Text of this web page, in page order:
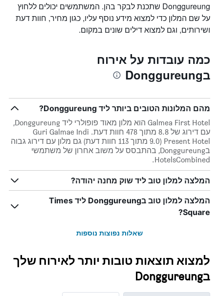
Donggureung שתכנת לבקר בהן. המשתמשים יכולים ללחוץ
על שם המלון כדי למצוא מידע נוסף עליו, כגון מחיר, חוות דעת
ושירותים, וגם למצוא דילים שונים במקום.
כמה עובדות על אירוח
בDonggureung
מהם המלונות הטובים ביותר ליד Donggureung?
Galmea First Hotel הוא מלון מאוד פופולרי ליד Donggureung,
עם דירוג של 8.8 מתוך 478 חוות דעת. Guri Galmae Indi
Present Hotel (9.0 מתוך 113 חוות דעת) גם מלון עם דירוג גבוה
בDonggureung, בהתבסס על משוב אחרון של משתמשי
HotelsCombined.
המלצה למלון טוב ליד שוק מחנה יהודה?
המלצה למלון טוב בDonggureung ליד Times
Square?
שאלות נפוצות נוספות
למצוא תוצאות טובות יותר לאירוח שלך
בDonggureung